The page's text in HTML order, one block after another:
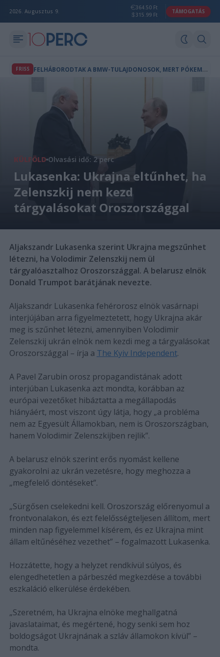
2026. Augusztus 9.
364.50 Ft
315.99 Ft
TÁMOGATÁS
FRISS F
ELHÁBORODTAK A BMW-TULAJDONOSOK, MERT PÓKEMBER-REKLÁM JELENT MEG AZ AUTÓIK FEDÉLZETI KÉPERNYŐJÉN
KÜLFÖLD Olvasási idő: 2 perc
Lukasenka: Ukrajna eltűnhet, ha
Zelenszkij nem kezd
tárgyalásokat Oroszországgal
Aljakszandr Lukasenka szerint Ukrajna megszűnhet
létezni, ha Volodimir Zelenszkij nem ül
tárgyalóasztalhoz Oroszországgal. A belarusz elnök
Donald Trumpot barátjának nevezte.
Aljakszandr Lukasenka fehérorosz elnök vasárnapi
interjújában arra figyelmeztetett, hogy Ukrajna akár
meg is szűnhet létezni, amennyiben Volodimir
Zelenszkij ukrán elnök nem kezdi meg a tárgyalásokat
Oroszországgal – írja a The Kyiv Independent.
A Pavel Zarubin orosz propagandistának adott
interjúban Lukasenka azt mondta, korábban az
európai vezetőket hibáztatta a megállapodás
hiányáért, most viszont úgy látja, hogy „a probléma
nem az Egyesült Államokban, nem is Oroszországban,
hanem Volodimir Zelenszkijben rejlik”.
A belarusz elnök szerint erős nyomást kellene
gyakorolni az ukrán vezetésre, hogy meghozza a
„megfelelő döntéseket”.
„Sürgősen cselekedni kell. Oroszország előrenyomul a
frontvonalakon, és ezt felelősségteljesen állítom, mert
minden nap figyelemmel kísérem, és ez Ukrajna mint
állam eltűnéséhez vezethet” – fogalmazott Lukasenka.
Hozzátette, hogy a helyzet rendkívül súlyos, és
elengedhetetlen a párbeszéd megkezdése a további
eszkaláció elkerülése érdekében.
„Szeretném, ha Ukrajna elnöke meghallgatná
javaslataimat, és megértené, hogy senki sem hoz
boldogságot Ukrajnának a szláv államokon kívül” –
mondta.